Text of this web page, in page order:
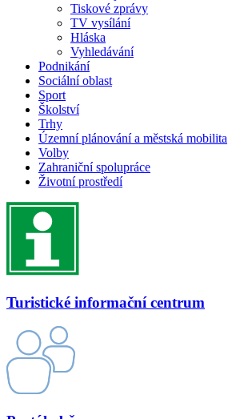
Tiskové zprávy
TV vysílání
Hláska
Vyhledávání
Podnikání
Sociální oblast
Sport
Školství
Trhy
Územní plánování a městská mobilita
Volby
Zahraniční spolupráce
Životní prostředí
Turistické informační centrum